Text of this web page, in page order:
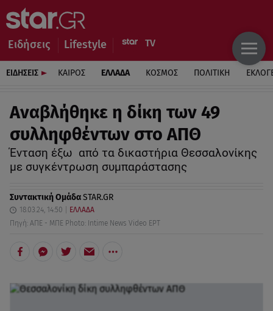
Ειδήσεις Lifestyle
ΕΙΔΗΣΕΙΣ ΚΑΙΡΟΣ ΕΛΛΑΔΑ ΚΟΣΜΟΣ ΠΟΛΙΤΙΚΗ
Αναβλήθηκε η δίκη των 49
συλληφθέντων στο ΑΠΘ
Ένταση έξω από τα δικαστήρια Θεσσαλονίκης
με συγκέντρωση συμπαράστασης
Συντακτική ΟμάδαSTAR.GR
18.03.24, 14:50
ΕΛΛΑΔΑ
Πηγή: ΑΠΕ - ΜΠΕ Photo: Intime News Video ΕΡΤ